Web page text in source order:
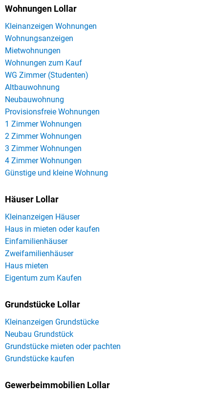
Wohnungen Lollar
Kleinanzeigen Wohnungen
Wohnungsanzeigen
Mietwohnungen
Wohnungen zum Kauf
WG Zimmer (Studenten)
Altbauwohnung
Neubauwohnung
Provisionsfreie Wohnungen
1 Zimmer Wohnungen
2 Zimmer Wohnungen
3 Zimmer Wohnungen
4 Zimmer Wohnungen
Günstige und kleine Wohnung
Häuser Lollar
Kleinanzeigen Häuser
Haus in mieten oder kaufen
Einfamilienhäuser
Zweifamilienhäuser
Haus mieten
Eigentum zum Kaufen
Grundstücke Lollar
Kleinanzeigen Grundstücke
Neubau Grundstück
Grundstücke mieten oder pachten
Grundstücke kaufen
Gewerbeimmobilien Lollar